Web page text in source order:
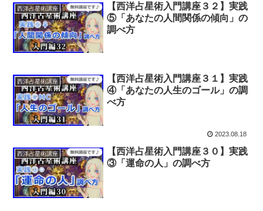
西洋占星術講座
【西洋占星術入門講座３２】実践
⑤「あなたの人間関係の傾向」の
調べ方
西洋占星術講座
【西洋占星術入門講座３１】実践
④「あなたの人生のゴール」の調
べ方
2023.08.18
西洋占星術講座
【西洋占星術入門講座３０】実践
③「運命の人」の調べ方